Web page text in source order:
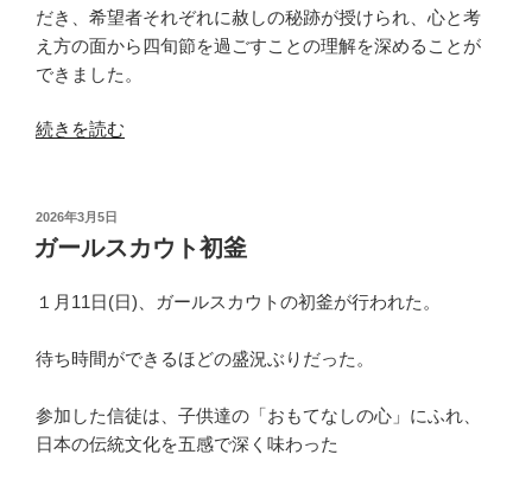
だき、希望者それぞれに赦しの秘跡が授けられ、心と考
え方の面から四旬節を過ごすことの理解を深めることが
できました。
“四
黙
想
の
続きを読む
投
稿
日:
2026年3月5日
ガールスカウト初釜
１月11日(日)、ガールスカウトの初釜が行われた。
待ち時間ができるほどの盛況ぶりだった。
参加した信徒は、子供達の「おもてなしの心」にふれ、
日本の伝統文化を五感で深く味わった